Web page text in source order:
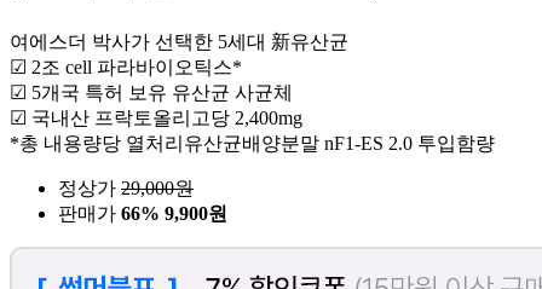
여에스더 박사가 선택한 5세대 新유산균
☑ 2조 cell 파라바이오틱스*
☑ 5개국 특허 보유 유산균 사균체
☑ 국내산 프락토올리고당 2,400mg
*총 내용량당 열처리유산균배양분말 nF1-ES 2.0 투입함량
정상가 29,000원
판매가 66% 9,900원